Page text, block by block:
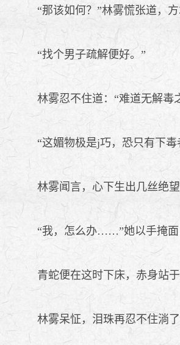
“那该如何？”林雾慌张道，
“找个男子疏解便好。”
林雾忍不住道：“难道无解毒
“这媚物极是j巧，恐只有下毒
林雾闻言，心下生出几丝绝望
“我，怎么办……”她以手掩面
青蛇便在这时下床，赤身站
林雾呆怔，泪珠再忍不住淌